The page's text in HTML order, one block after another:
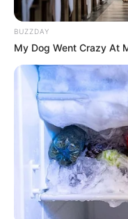
porque lo que hemos
trabajo de 65
tienda y así exponer
organizaciones. De
reducir la
comercialización”.
De esta manera,
las familias
asociadas, en el que
industrialización y
uno de los
BUZZDAY
My Dog Went Crazy At